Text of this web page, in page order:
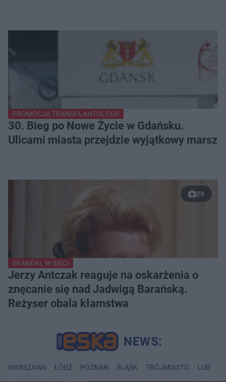
PROMOCJA TRANSPLANTOLOGII
30. Bieg po Nowe Życie w Gdańsku.
Ulicami miasta przejdzie wyjątkowy marsz
29
SKANDAL W SIECI
Jerzy Antczak reaguje na oskarżenia o
znęcanie się nad Jadwigą Barańską.
Reżyser obala kłamstwa
WARSZAWA ŁÓDŹ POZNAŃ ŚLĄSK TRÓJMIASTO LUBLIN